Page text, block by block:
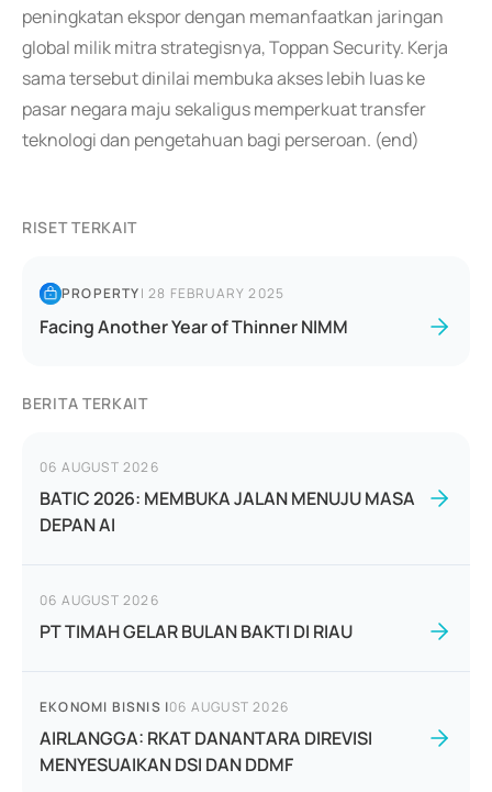
peningkatan ekspor dengan memanfaatkan jaringan
global milik mitra strategisnya, Toppan Security. Kerja
sama tersebut dinilai membuka akses lebih luas ke
pasar negara maju sekaligus memperkuat transfer
teknologi dan pengetahuan bagi perseroan. (end)
RISET TERKAIT
PROPERTY|28 FEBRUARY 2025
Facing Another Year of Thinner NIMM
BERITA TERKAIT
06 AUGUST 2026
BATIC 2026: MEMBUKA JALAN MENUJU MASA
DEPAN AI
06 AUGUST 2026
PT TIMAH GELAR BULAN BAKTI DI RIAU
EKONOMI BISNIS |06 AUGUST 2026
AIRLANGGA: RKAT DANANTARA DIREVISI
MENYESUAIKAN DSI DAN DDMF